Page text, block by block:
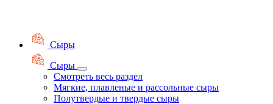
Сыры
Сыры
Смотреть весь раздел
Мягкие, плавленые и рассольные сыры
Полутвердые и твердые сыры